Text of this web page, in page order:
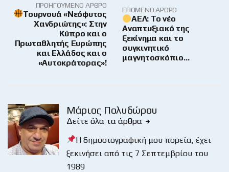
ΠΡΟΗΓΟΎΜΕΝΟ ΆΡΘΡΟ
Τουρνουά «Νεόφυτος
Χανδριώτης»: Στην
Κύπρο και ο
Πρωταθλητής Ευρώπης
και Ελλάδος και ο
«Αυτοκράτορας»!
ΕΠΌΜΕΝΟ ΆΡΘΡΟ
ΑΕΛ: Το νέο
Αναπτυξιακό της
ξεκίνημα και το
συγκινητικό
μαγνητοσκόπιο…
Μάριος Πολυδώρου
Δείτε όλα τα άρθρα
Η δημοσιογραφική μου πορεία, έχει
ξεκινήσει από τις 7 Σεπτεμβρίου του
1989